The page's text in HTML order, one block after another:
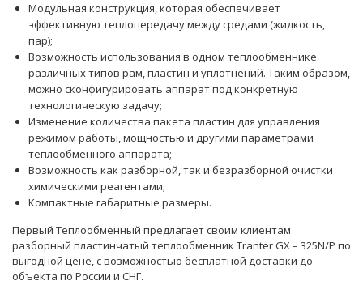
Модульная конструкция, которая обеспечивает
эффективную теплопередачу между средами (жидкость,
пар);
Возможность использования в одном теплообменнике
различных типов рам, пластин и уплотнений. Таким образом,
можно сконфигурировать аппарат под конкретную
технологическую задачу;
Изменение количества пакета пластин для управления
режимом работы, мощностью и другими параметрами
теплообменного аппарата;
Возможность как разборной, так и безразборной очистки
химическими реагентами;
Компактные габаритные размеры.
Первый Теплообменный предлагает своим клиентам
разборный пластинчатый теплообменник Tranter GX – 325N/P по
выгодной цене, с возможностью бесплатной доставки до
объекта по России и СНГ.